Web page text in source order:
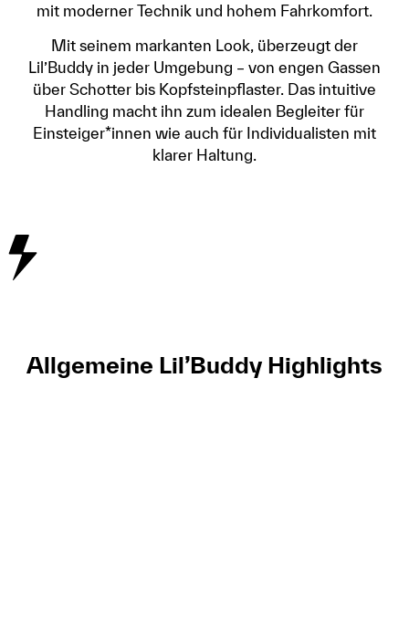
mit moderner Technik und hohem Fahrkomfort.
Mit seinem markanten Look, überzeugt der
Lil’Buddy in jeder Umgebung – von engen Gassen
über Schotter bis Kopfsteinpflaster. Das intuitive
Handling macht ihn zum idealen Begleiter für
Einsteiger*innen wie auch für Individualisten mit
klarer Haltung.
Allgemeine Lil’Buddy Highlights